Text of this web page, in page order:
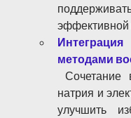
эффективной
методами
натрия и
улучшить